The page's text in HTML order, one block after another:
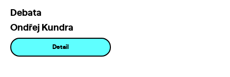
Debata
Ondřej Kundra
Detail